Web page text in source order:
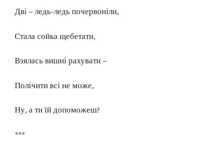
Дві – ледь-ледь почервоніли,
Стала сойка щебетати,
Взялась вишні рахувати –
Полічити всі не може,
Ну, а ти їй допоможеш?
***